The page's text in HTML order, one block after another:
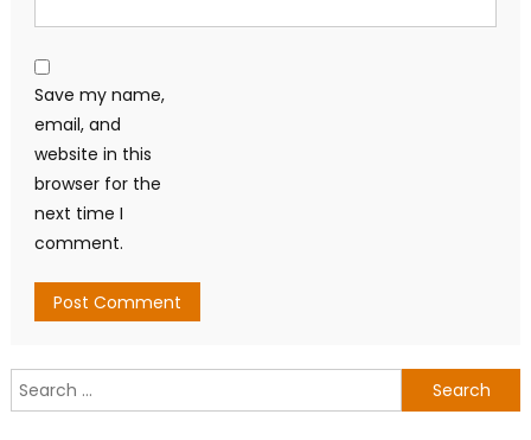
Save my name,
email, and
website in this
browser for the
next time I
comment.
Search
for: